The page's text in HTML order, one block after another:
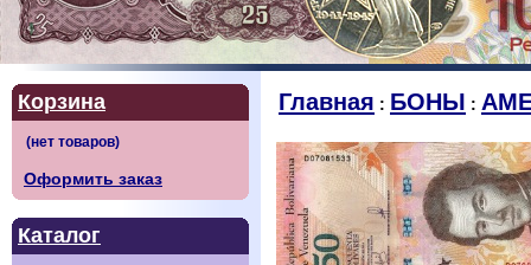
Корзина
Оформить заказ
Каталог
Главная : БОНЫ :